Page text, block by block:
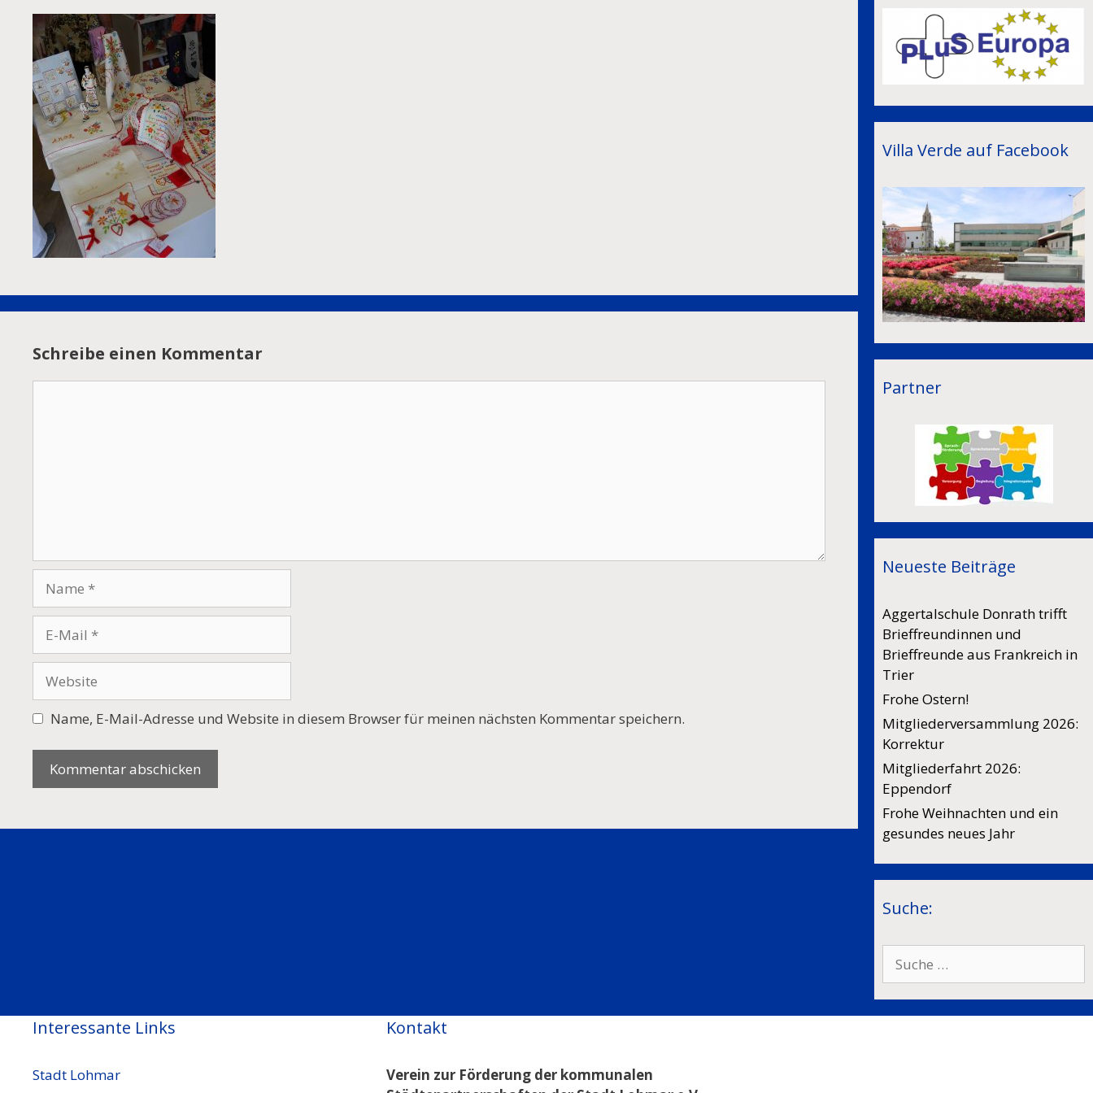
Schreibe einen Kommentar
Mail
Name, E-Mail-Adresse und Website in diesem Browser für meinen nächsten Kommentar speichern.
Villa Verde auf Facebook
Partner
Neueste Beiträge
Aggertalschule Donrath trifft
Brieffreundinnen und
Brieffreunde aus Frankreich in
Trier
Frohe Ostern!
Mitgliederversammlung 2026:
Korrektur
Mitgliederfahrt 2026:
Eppendorf
Frohe Weihnachten und ein
gesundes neues Jahr
Suche:
nach:
Interessante Links
Stadt Lohmar
Kontakt
Verein zur Förderung der kommunalen